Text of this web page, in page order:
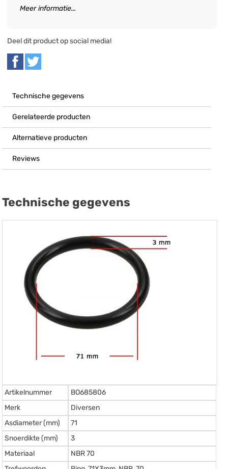
Meer informatie...
Deel dit product op social media!
Technische gegevens
Gerelateerde producten
Alternatieve producten
Reviews
Technische gegevens
Artikelnummer
BO685806
Merk
Diversen
Asdiameter (mm)
71
Snoerdikte (mm)
3
Materiaal
NBR 70